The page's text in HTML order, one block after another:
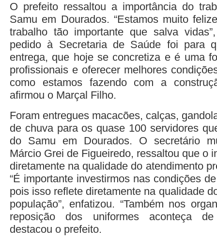
O prefeito ressaltou a importância do
Samu em Dourados. “Estamos muito
trabalho tão importante que salva
pedido à Secretaria de Saúde foi para
entrega, que hoje se concretiza e é uma
profissionais e oferecer melhores
como estamos fazendo com a
afirmou o Marçal Filho.
Foram entregues macacões, calças,
de chuva para os quase 100 servidores
do Samu em Dourados. O secretário
Márcio Grei de Figueiredo, ressaltou que o
diretamente na qualidade do atendimento
“É importante investirmos nas condições
pois isso reflete diretamente na qualidade
população”, enfatizou. “Também nos
reposição dos uniformes aconteça de
destacou o prefeito.